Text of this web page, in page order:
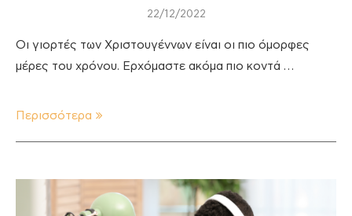
22/12/2022
Οι γιορτές των Χριστουγέννων είναι οι πιο όμορφες
μέρες του χρόνου. Ερχόμαστε ακόμα πιο κοντά …
Περισσότερα